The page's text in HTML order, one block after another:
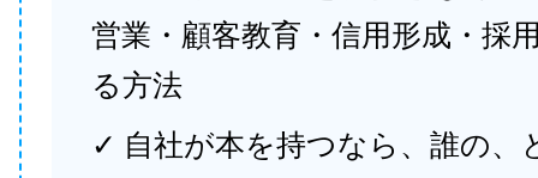
営業・顧客教育・信用形成・採
る方法
✓ 自社が本を持つなら、誰の、